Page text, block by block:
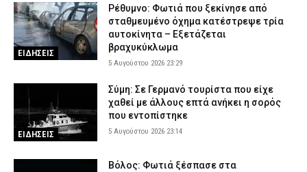
ΕΙΔΗΣΕΙΣ
Ρέθυμνο: Φωτιά που ξεκίνησε από
σταθμευμένο όχημα κατέστρεψε τρία
αυτοκίνητα – Εξετάζεται
βραχυκύκλωμα
5 Αυγούστου 2026 23:29
ΕΙΔΗΣΕΙΣ
Σύμη: Σε Γερμανό τουρίστα που είχε
χαθεί με άλλους επτά ανήκει η σορός
που εντοπίστηκε
5 Αυγούστου 2026 23:14
Βόλος: Φωτιά ξέσπασε στα